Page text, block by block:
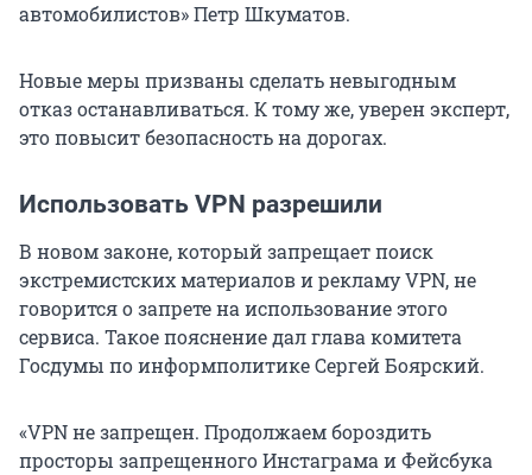
автомобилистов» Петр Шкуматов.
Новые меры призваны сделать невыгодным
отказ останавливаться. К тому же, уверен эксперт,
это повысит безопасность на дорогах.
Использовать VPN разрешили
В новом законе, который запрещает поиск
экстремистских материалов и рекламу VPN, не
говорится о запрете на использование этого
сервиса. Такое пояснение дал глава комитета
Госдумы по информполитике Сергей Боярский.
«VPN не запрещен. Продолжаем бороздить
просторы запрещенного Инстаграма и Фейсбука